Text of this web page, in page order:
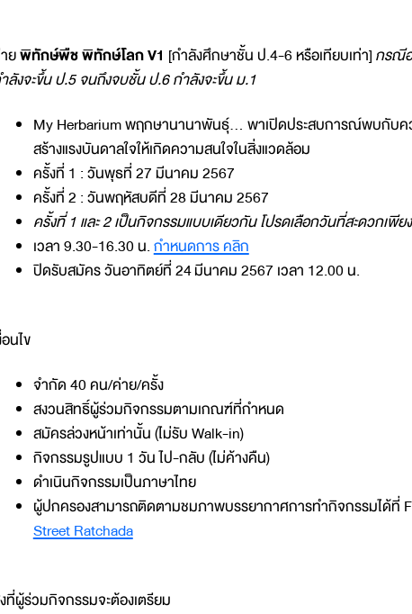
ยพิทักษ์พืช พิทักษ์โลก V1 [กำลังศึกษาชั้น ป.4-6 หรือเทียบเท่า]กรณี
ลังจะขึ้น ป.5 จนถึงจบชั้น ป.6 กำลังจะขึ้น ม.1
My Herbarium พฤกษานานาพันธุ์... พาเปิดประสบการณ์พบกับค
สร้างแรงบันดาลใจให้เกิดความสนใจในสิ่งแวดล้อม
ครั้งที่ 1 : วันพุธที่ 27 มีนาคม 2567
ครั้งที่ 2 : วันพฤหัสบดีที่ 28 มีนาคม 2567
ครั้งที่ 1 และ 2 เป็นกิจกรรมแบบเดียวกัน โปรดเลือกวันที่สะดวกเพีย
เวลา 9.30-16.30 น.กำหนดการ คลิก
ปิดรับสมัคร วันอาทิตย์ที่ 24 มีนาคม 2567 เวลา 12.00 น.
อนไข
จำกัด 40 คน/ค่าย/ครั้ง
สงวนสิทธิ์ผู้ร่วมกิจกรรมตามเกณฑ์ที่กำหนด
สมัครล่วงหน้าเท่านั้น (ไม่รับ Walk-in)
กิจกรรมรูปแบบ 1 วัน ไป-กลับ (ไม่ค้างคืน)
ดำเนินกิจกรรมเป็นภาษาไทย
ผู้ปกครองสามารถติดตามชมภาพบรรยากาศการทำกิจกรรมได้ที่
Street Ratchada
ที่ผู้ร่วมกิจกรรมจะต้องเตรียม